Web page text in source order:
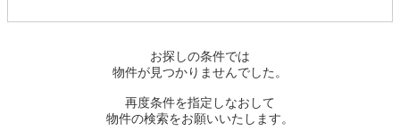
お探しの条件では
物件が見つかりませんでした。
再度条件を指定しなおして
物件の検索をお願いいたします。